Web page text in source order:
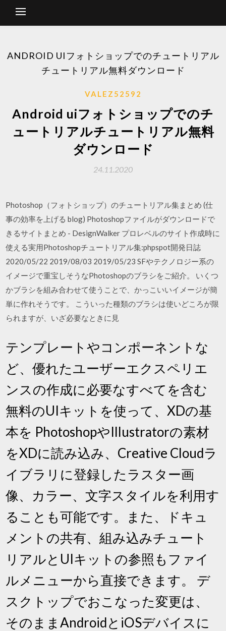
ANDROID UIフォトショップでのチュートリアル
チュートリアル無料ダウンロード
VALEZ52592
Android uiフォトショップでのチ
ュートリアルチュートリアル無料
ダウンロード
24.11.2020
Photoshop（フォトショップ）のチュートリアル集まとめ (仕
事の効率を上げる blog) Photoshopファイルがダウンロードで
きるサイトまとめ - DesignWalker プロレベルのサイト作成時に
使える実用Photoshopチュートリアル集:phpspot開発日誌
2020/05/22 2019/08/03 2019/05/23 SFやテクノロジー系の
イメージで重宝しそうなPhotoshopのブラシをご紹介。 いくつ
かブラシを組み合わせて使うことで、かっこいいイメージが簡
単に作れそうです。 こういった種類のブラシは使いどころが限
られますが、いざ必要なときに見
テンプレートやコンポーネントな
ど、優れたユーザーエクスペリエ
ンスの作成に必要なすべてを含む
無料のUIキットを使って、XDの基
本を PhotoshopやIllustratorの素材
をXDに読み込み、Creative Cloudラ
イブラリに登録したラスター画
像、カラー、文字スタイルを利用す
ることも可能です。また、ドキュ
メントの共有、組み込みチュート
リアルとUIキットの参照もファイ
ルメニューから直接できます。 デ
スクトップでおこなった変更は、
そのままAndroidとiOSデバイスに